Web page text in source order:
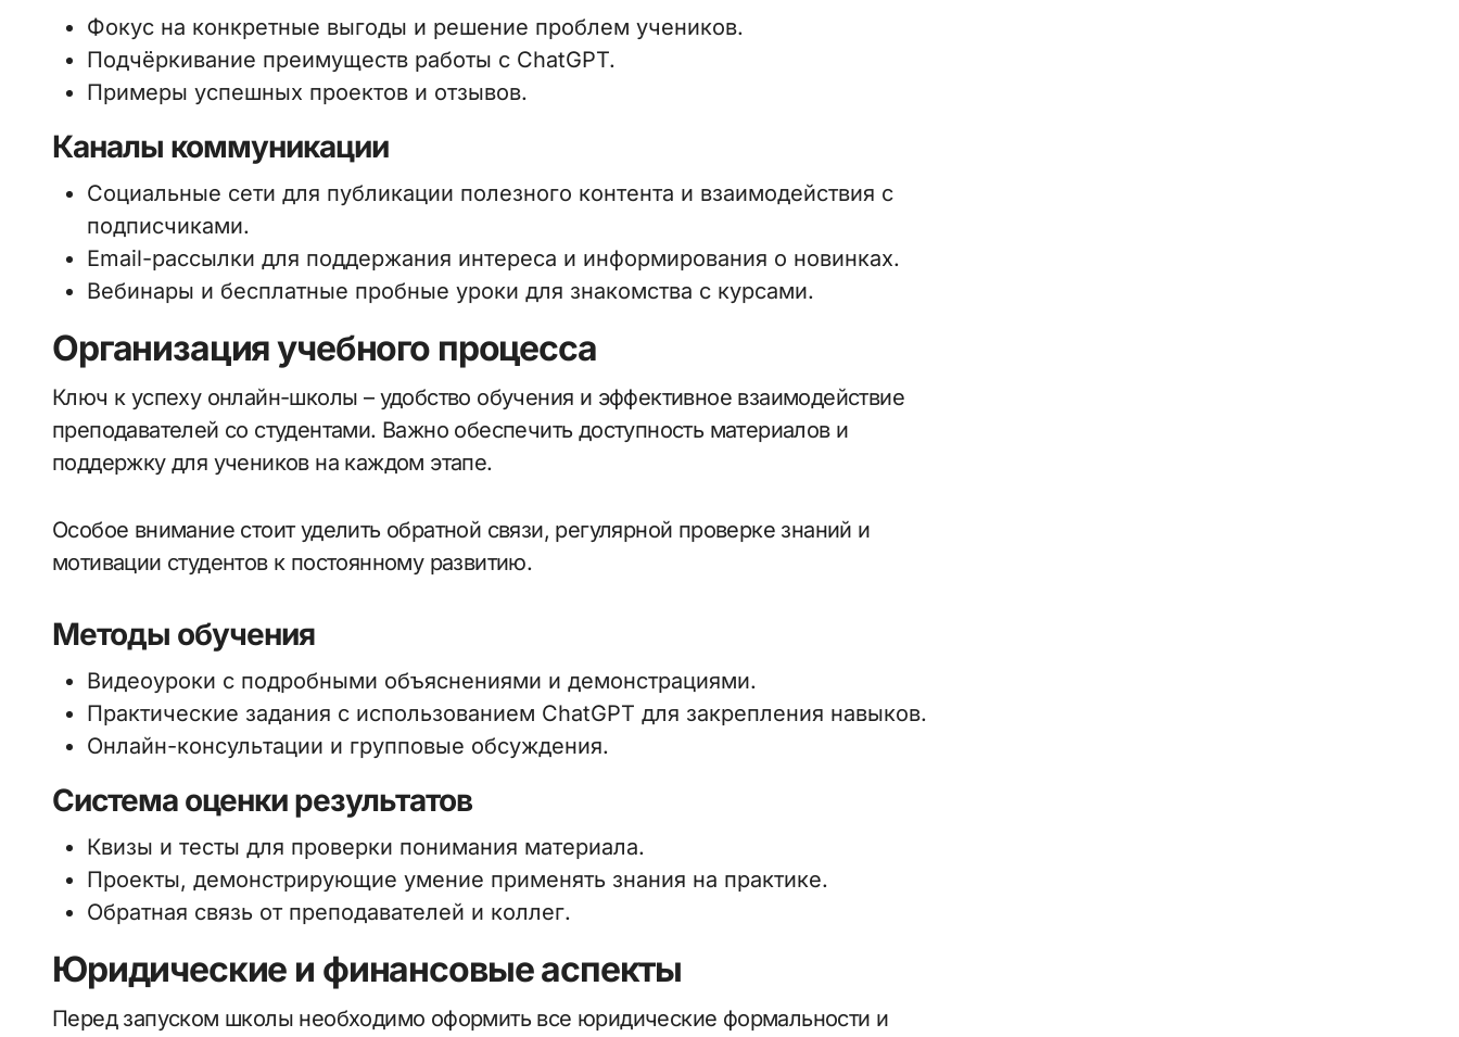
Фокус на конкретные выгоды и решение проблем учеников.
Подчёркивание преимуществ работы с ChatGPT.
Примеры успешных проектов и отзывов.
Каналы коммуникации
Социальные сети для публикации полезного контента и взаимодействия с
подписчиками.
Email-рассылки для поддержания интереса и информирования о новинках.
Вебинары и бесплатные пробные уроки для знакомства с курсами.
Организация учебного процесса
Ключ к успеху онлайн-школы – удобство обучения и эффективное взаимодействие
преподавателей со студентами. Важно обеспечить доступность материалов и
поддержку для учеников на каждом этапе.
Особое внимание стоит уделить обратной связи, регулярной проверке знаний и
мотивации студентов к постоянному развитию.
Методы обучения
Видеоуроки с подробными объяснениями и демонстрациями.
Практические задания с использованием ChatGPT для закрепления навыков.
Онлайн-консультации и групповые обсуждения.
Система оценки результатов
Квизы и тесты для проверки понимания материала.
Проекты, демонстрирующие умение применять знания на практике.
Обратная связь от преподавателей и коллег.
Юридические и финансовые аспекты
Перед запуском школы необходимо оформить все юридические формальности и